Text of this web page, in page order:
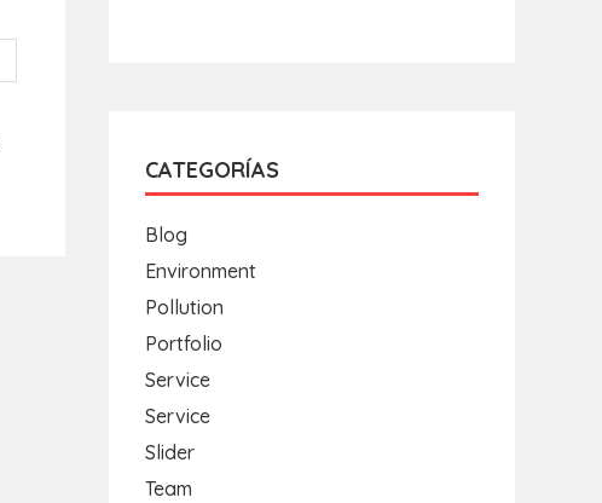
CATEGORÍAS
Blog
Environment
Pollution
Portfolio
Service
Service
Slider
Team